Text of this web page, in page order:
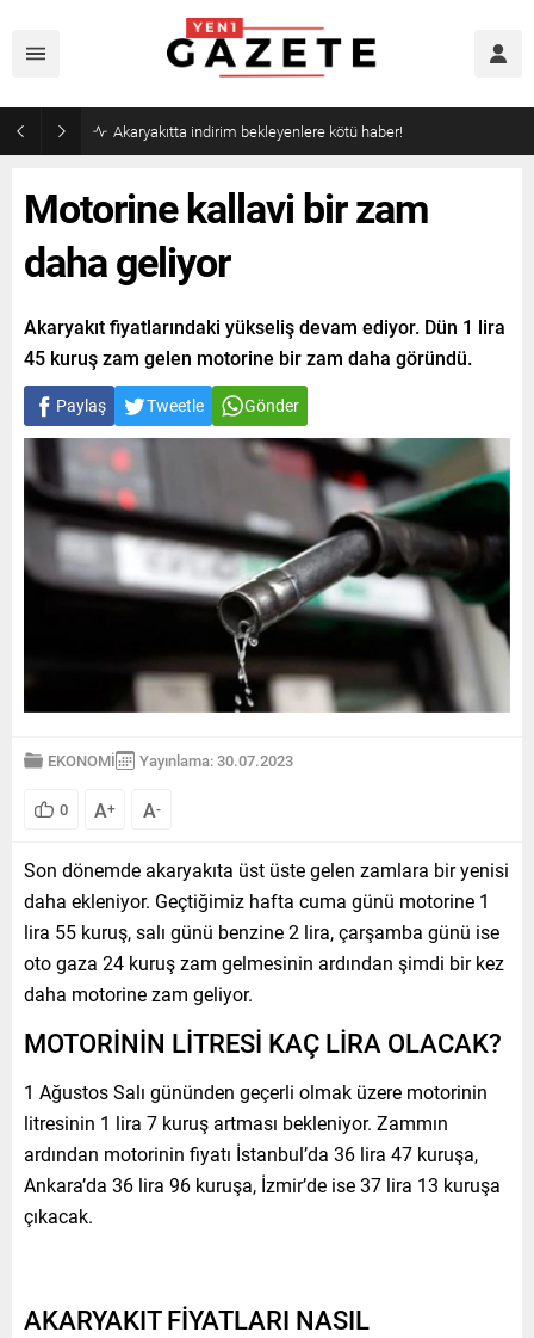
Akaryakıtta indirim bekleyenlere kötü haber!
Motorine kallavi bir zam
daha geliyor
Akaryakıt fiyatlarındaki yükseliş devam ediyor. Dün 1 lira
45 kuruş zam gelen motorine bir zam daha göründü.
Paylaş Tweetle Gönder
EKONOMİ Yayınlama: 30.07.2023
0 A+ A-
Son dönemde akaryakıta üst üste gelen zamlara bir yenisi
daha ekleniyor. Geçtiğimiz hafta cuma günü motorine 1
lira 55 kuruş, salı günü benzine 2 lira, çarşamba günü ise
oto gaza 24 kuruş zam gelmesinin ardından şimdi bir kez
daha motorine zam geliyor.
MOTORİNİN LİTRESİ KAÇ LİRA OLACAK?
1 Ağustos Salı gününden geçerli olmak üzere motorinin
litresinin 1 lira 7 kuruş artması bekleniyor. Zammın
ardından motorinin fiyatı İstanbul’da 36 lira 47 kuruşa,
Ankara’da 36 lira 96 kuruşa, İzmir’de ise 37 lira 13 kuruşa
çıkacak.
AKARYAKIT FİYATLARI NASIL